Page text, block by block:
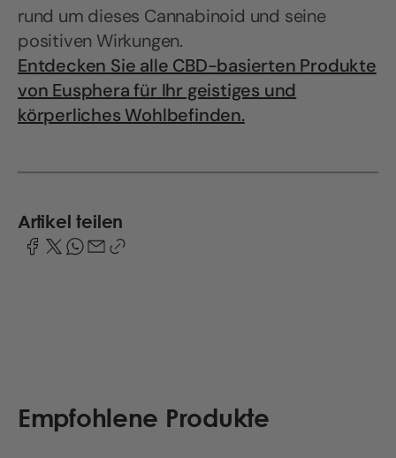
rund um dieses Cannabinoid und seine
positiven Wirkungen.
Entdecken Sie alle CBD-basierten Produkte
von Eusphera für Ihr geistiges und
körperliches Wohlbefinden.
Artikel teilen
Empfohlene Produkte